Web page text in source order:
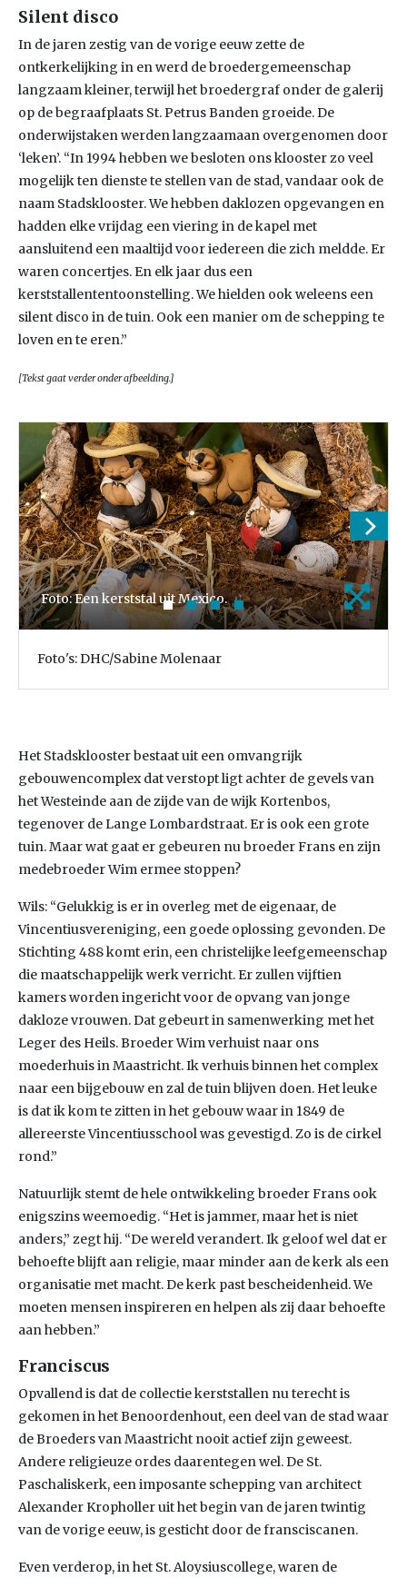
Silent disco
In de jaren zestig van de vorige eeuw zette de
ontkerkelijking in en werd de broedergemeenschap
langzaam kleiner, terwijl het broedergraf onder de galerij
op de begraafplaats St. Petrus Banden groeide. De
onderwijstaken werden langzaamaan overgenomen door
‘leken’. “In 1994 hebben we besloten ons klooster zo veel
mogelijk ten dienste te stellen van de stad, vandaar ook de
naam Stadsklooster. We hebben daklozen opgevangen en
hadden elke vrijdag een viering in de kapel met
aansluitend een maaltijd voor iedereen die zich meldde. Er
waren concertjes. En elk jaar dus een
kerststallententoonstelling. We hielden ook weleens een
silent disco in de tuin. Ook een manier om de schepping te
loven en te eren.”
[Tekst gaat verder onder afbeelding.]
Foto: Een kerststal uit Mexico.
Foto's: DHC/Sabine Molenaar
Het Stadsklooster bestaat uit een omvangrijk
gebouwencomplex dat verstopt ligt achter de gevels van
het Westeinde aan de zijde van de wijk Kortenbos,
tegenover de Lange Lombardstraat. Er is ook een grote
tuin. Maar wat gaat er gebeuren nu broeder Frans en zijn
medebroeder Wim ermee stoppen?
Wils: “Gelukkig is er in overleg met de eigenaar, de
Vincentiusvereniging, een goede oplossing gevonden. De
Stichting 488 komt erin, een christelijke leefgemeenschap
die maatschappelijk werk verricht. Er zullen vijftien
kamers worden ingericht voor de opvang van jonge
dakloze vrouwen. Dat gebeurt in samenwerking met het
Leger des Heils. Broeder Wim verhuist naar ons
moederhuis in Maastricht. Ik verhuis binnen het complex
naar een bijgebouw en zal de tuin blijven doen. Het leuke
is dat ik kom te zitten in het gebouw waar in 1849 de
allereerste Vincentiusschool was gevestigd. Zo is de cirkel
rond.”
Natuurlijk stemt de hele ontwikkeling broeder Frans ook
enigszins weemoedig. “Het is jammer, maar het is niet
anders,” zegt hij. “De wereld verandert. Ik geloof wel dat er
behoefte blijft aan religie, maar minder aan de kerk als een
organisatie met macht. De kerk past bescheidenheid. We
moeten mensen inspireren en helpen als zij daar behoefte
aan hebben.”
Franciscus
Opvallend is dat de collectie kerststallen nu terecht is
gekomen in het Benoordenhout, een deel van de stad waar
de Broeders van Maastricht nooit actief zijn geweest.
Andere religieuze ordes daarentegen wel. De St.
Paschaliskerk, een imposante schepping van architect
Alexander Kropholler uit het begin van de jaren twintig
van de vorige eeuw, is gesticht door de fransciscanen.
Even verderop, in het St. Aloysiuscollege, waren de